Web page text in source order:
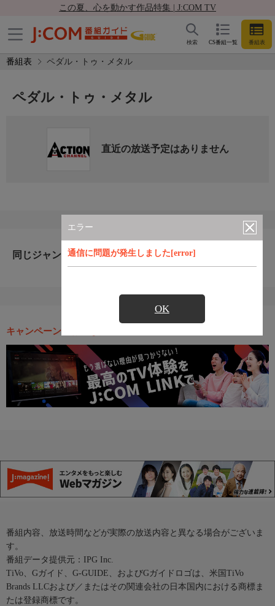
この夏、心を動かす作品特集 | J:COM TV
CS番組一覧 番組表
検索
番組表 ペダル・トゥ・メタル
エラー
通信に問題が発生しました[error]
OK
ペダル・トゥ・メタル
直近の放送予定はありません
同じジャンルのおすすめ番組
キャンペーン・お得な情報
番組内容、放送時間などが実際の放送内容と異なる場合がございま
す。
番組データ提供元：IPG Inc.
TiVo、Gガイド、G-GUIDE、およびGガイドロゴは、米国TiVo
Brands LLCおよび／またはその関連会社の日本国内における商標ま
たは登録商標です。